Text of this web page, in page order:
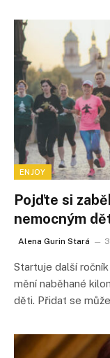
ENJOY
Pojďte si
nemocným
Alena Gurin Stará
Startuje další
mění naběhané
děti. Přidat se